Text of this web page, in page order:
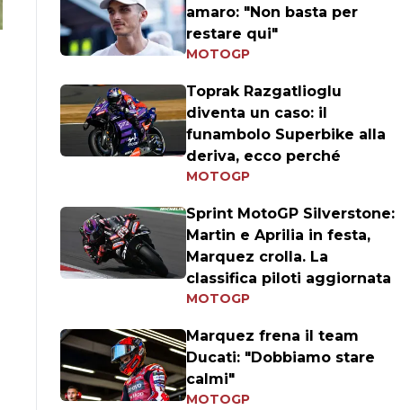
amaro: "Non basta per
restare qui"
MOTOGP
Toprak Razgatlioglu
diventa un caso: il
funambolo Superbike alla
deriva, ecco perché
MOTOGP
Sprint MotoGP Silverstone:
Martin e Aprilia in festa,
Marquez crolla. La
classifica piloti aggiornata
MOTOGP
Marquez frena il team
Ducati: "Dobbiamo stare
calmi"
MOTOGP